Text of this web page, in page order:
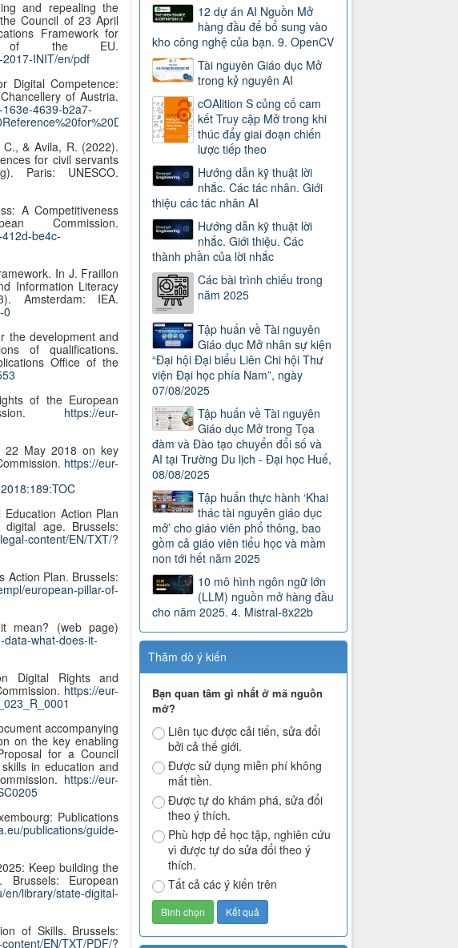
and repealing the
Council of 23 April
Framework for
of the EU.
INIT/en/pdf
Digital Competence:
of Austria.
4639-b2a7-
& Avila, R. (2022).
for civil servants
Paris: UNESCO.
A Competitiveness
Commission.
be4c-
In J. Fraillon
Information Literacy
Amsterdam: IEA.
0
the development and
of qualifications.
Office of the
of the European
https://eur-
22 May 2018 on key
https://eur-
Action Plan
age. Brussels:
content/EN/TXT/?
Action Plan. Brussels:
european-pillar-of-
mean? (web page)
data-what-does-it-
Digital Rights and
https://eur-
accompanying
on the key enabling
for a Council
in education and
https://eur-
Publications
publications/guide-
Keep building the
European
en/library/state-digital-
of Skills. Brussels:
EN/TXT/PDF/?
12 dự án AI Nguồn Mở
hàng đầu để bổ sung vào
kho công nghệ của bạn. 9. OpenCV
Tài nguyên Giáo dục Mở
trong kỷ nguyên AI
cOAlition S củng cố cam
kết Truy cập Mở trong khi
thúc đẩy giai đoạn chiến
lược tiếp theo
Hướng dẫn kỹ thuật lời
nhắc. Các tác nhân. Giới
thiệu các tác nhân AI
Hướng dẫn kỹ thuật lời
nhắc. Giới thiệu. Các
thành phần của lời nhắc
Các bài trình chiếu trong
năm 2025
Tập huấn về Tài nguyên
Giáo dục Mở nhân sự kiện
“Đại hội Đại biểu Liên Chi hội Thư
viện Đại học phía Nam”, ngày
07/08/2025
Tập huấn về Tài nguyên
Giáo dục Mở trong Tọa
đàm và Đào tạo chuyển đổi số và
AI tại Trường Du lịch - Đại học Huế,
08/08/2025
Tập huấn thực hành ‘Khai
thác tài nguyên giáo dục
mở’ cho giáo viên phổ thông, bao
gồm cả giáo viên tiểu học và mầm
non tới hết năm 2025
10 mô hình ngôn ngữ lớn
(LLM) nguồn mở hàng đầu
cho năm 2025. 4. Mistral-8x22b
Thăm dò ý kiến
Bạn quan tâm gì nhất ở mã nguồn
mở?
Liên tục được cải tiến, sửa đổi
bởi cả thế giới.
Được sử dụng miễn phí không
mất tiền.
Được tự do khám phá, sửa đổi
theo ý thích.
Phù hợp để học tập, nghiên cứu
vì được tự do sửa đổi theo ý
thích.
Tất cả các ý kiến trên